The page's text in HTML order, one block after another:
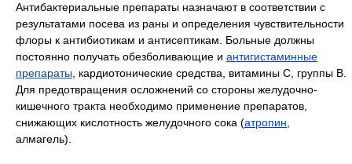
Антибактериальные препараты назначают в соответствии с
результатами посева из раны и определения чувствительности
флоры к антибиотикам и антисептикам. Больные должны
постоянно получать обезболивающие и антигистаминные
препараты , кардиотонические средства, витамины С, группы В.
Для предотвращения осложнений со стороны желудочно-
кишечного тракта необходимо применение препаратов,
снижающих кислотность желудочного сока (атропин
алмагель).